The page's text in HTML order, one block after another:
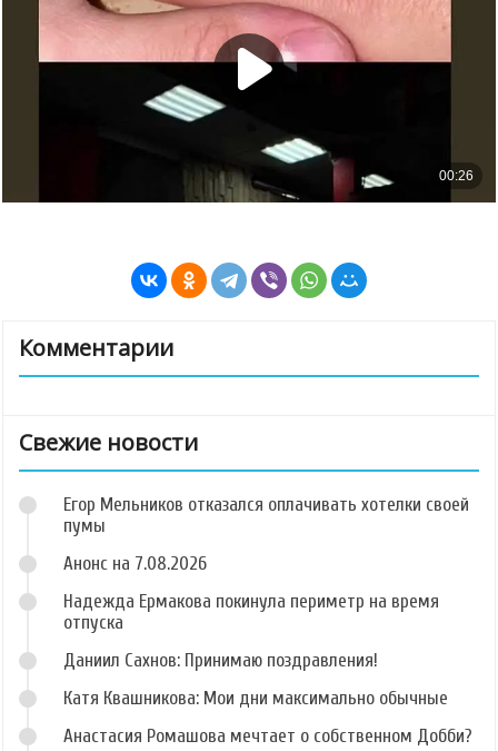
Комментарии
Свежие новости
Егор Мельников отказался оплачивать хотелки своей
пумы
Анонс на 7.08.2026
Надежда Ермакова покинула периметр на время
отпуска
Даниил Сахнов: Принимаю поздравления!
Катя Квашникова: Мои дни максимально обычные
Анастасия Ромашова мечтает о собственном Добби?